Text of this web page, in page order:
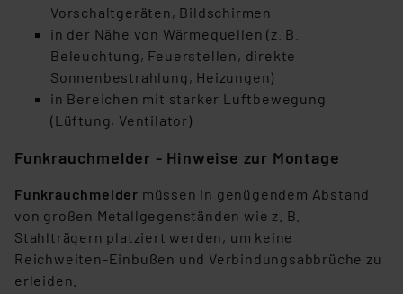
Vorschaltgeräten, Bildschirmen
in der Nähe von Wärmequellen (z. B.
Beleuchtung, Feuerstellen, direkte
Sonnenbestrahlung, Heizungen)
in Bereichen mit starker Luftbewegung
(Lüftung, Ventilator)
Funkrauchmelder - Hinweise zur Montage
Funkrauchmelder müssen in genügendem Abstand
von großen Metallgegenständen wie z. B.
Stahlträgern platziert werden, um keine
Reichweiten-Einbußen und Verbindungsabbrüche zu
erleiden.